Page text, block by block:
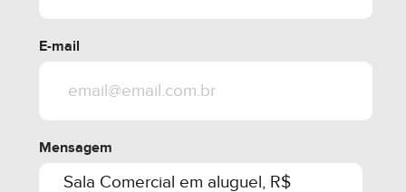
E-mail
Mensagem